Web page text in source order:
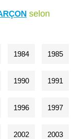
selon
1984 1985
1990 1991
1996 1997
2002 2003